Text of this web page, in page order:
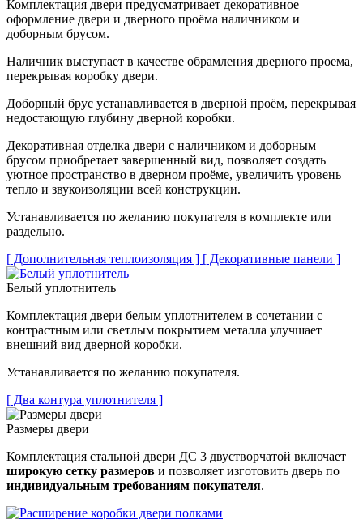
Комплектация двери предусматривает декоративное
оформление двери и дверного проёма наличником и
доборным брусом.
Наличник выступает в качестве обрамления дверного проема,
перекрывая коробку двери.
Доборный брус устанавливается в дверной проём, перекрывая
недостающую глубину дверной коробки.
Декоративная отделка двери с наличником и доборным
брусом приобретает завершенный вид, позволяет создать
уютное пространство в дверном проёме, увеличить уровень
тепло и звукоизоляции всей конструкции.
Устанавливается по желанию покупателя в комплекте или
раздельно.
[ Дополнительная теплоизоляция ] [ Декоративные панели ]
Белый уплотнитель
Комплектация двери белым уплотнителем в сочетании с
контрастным или светлым покрытием металла улучшает
внешний вид дверной коробки.
Устанавливается по желанию покупателя.
[ Два контура уплотнителя ]
Размеры двери
Комплектация стальной двери ДС 3 двустворчатой включает
широкую сетку размеров и позволяет изготовить дверь по
индивидуальным требованиям покупателя.